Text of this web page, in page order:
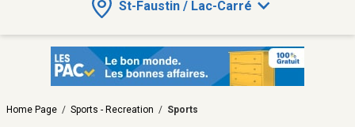
St-Faustin / Lac-Carré
Home Page / Sports - Recreation / Sports